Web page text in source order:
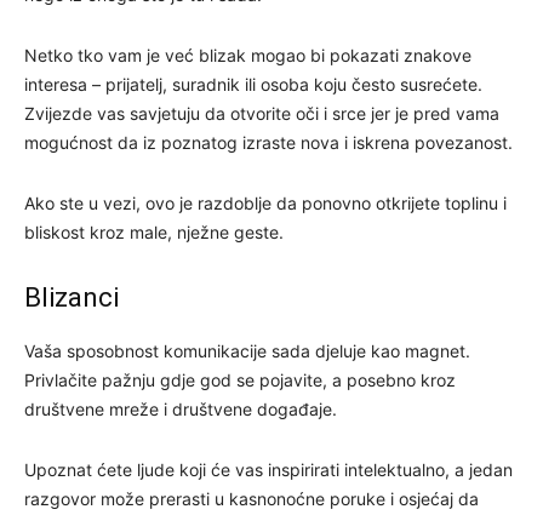
Netko tko vam je već blizak mogao bi pokazati znakove
interesa – prijatelj, suradnik ili osoba koju često susrećete.
Zvijezde vas savjetuju da otvorite oči i srce jer je pred vama
mogućnost da iz poznatog izraste nova i iskrena povezanost.
Ako ste u vezi, ovo je razdoblje da ponovno otkrijete toplinu i
bliskost kroz male, nježne geste.
Blizanci
Vaša sposobnost komunikacije sada djeluje kao magnet.
Privlačite pažnju gdje god se pojavite, a posebno kroz
društvene mreže i društvene događaje.
Upoznat ćete ljude koji će vas inspirirati intelektualno, a jedan
razgovor može prerasti u kasnonoćne poruke i osjećaj da